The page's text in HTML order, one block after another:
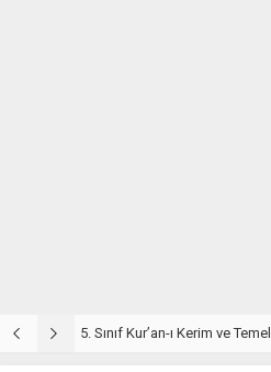
5. Sınıf Kur’an-ı Kerim ve